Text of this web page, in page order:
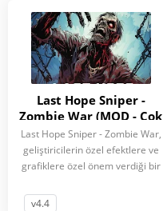
Last Hope Sniper -
Zombie War (MOD - Çok
para)
Last Hope Sniper - Zombie War,
geliştiricilerin özel efektlere ve
grafiklere özel önem verdiği bir
v4.4